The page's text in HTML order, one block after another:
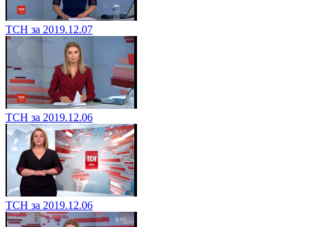
ТСН за 2019.12.07
ТСН за 2019.12.06
ТСН за 2019.12.06